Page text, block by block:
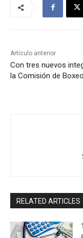
Artículo anterior
Con tres nuevos
la Comisión de
RELATED ARTICLES